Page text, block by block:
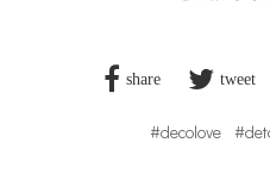
share tweet
#decolove